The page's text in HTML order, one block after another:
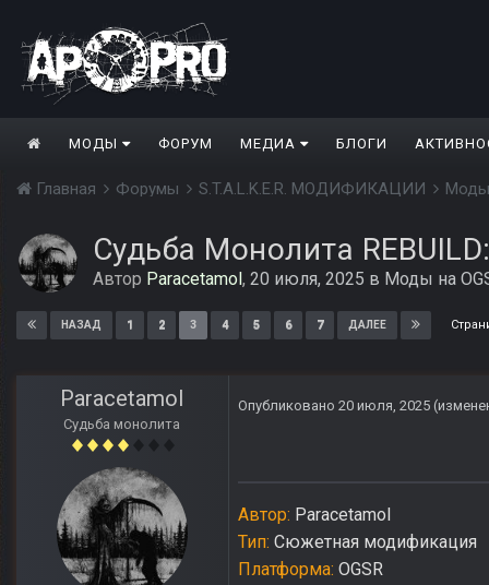
МОДЫ ФОРУМ МЕДИА БЛОГИ
Главная Форумы S.T.A.L.K.E.R. МОДИФИКАЦИИ
Судьба Монолита
Автор Paracetamol, 20 июля, 2025 в Моды на
НАЗАД 1 2 3 4 5 6 7 ДАЛЕЕ
Paracetamol
Судьба монолита
Опубликовано 20 июля, 2025
Автор: Paracetamol
Тип: Сюжетная модификация
Платформа: OGSR